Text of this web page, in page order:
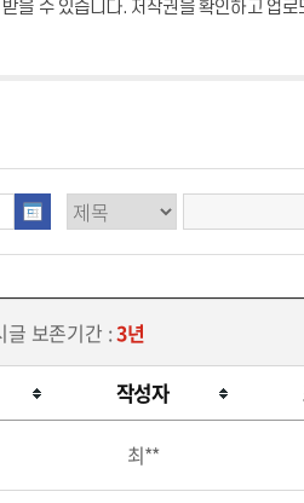
받을 수 있습니다. 저작권을 확인하고 업
글 보존기간 :3년
작성자
최**